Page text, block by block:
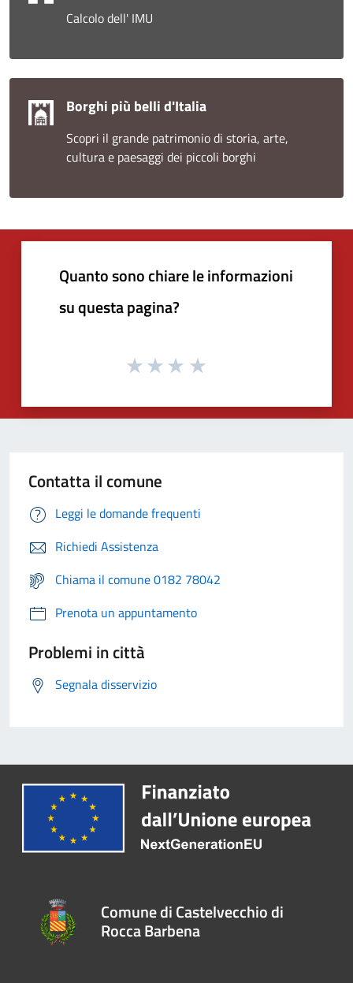
Calcolo dell' IMU
Borghi più belli d'Italia
Scopri il grande patrimonio di storia, arte,
cultura e paesaggi dei piccoli borghi
Quanto sono chiare le informazioni
su questa pagina?
Contatta il comune
Leggi le domande frequenti
Richiedi Assistenza
Chiama il comune 0182 78042
Prenota un appuntamento
Problemi in città
Segnala disservizio
Comune di Castelvecchio di
Rocca Barbena